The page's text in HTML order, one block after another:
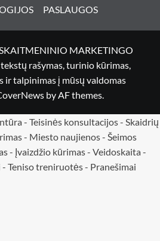
PASLAUGOS
MARKETINGO
tekstų rašymas, turinio kūrimas,
ir talpinimas į mūsų valdomas
by AF themes.
- Teisinės konsultacijos- Skaidrių
- Miesto naujienos- Šeimos
- Įvaizdžio kūrimas- Veidoskaita -
- Teniso treniruotės- Pranešimai